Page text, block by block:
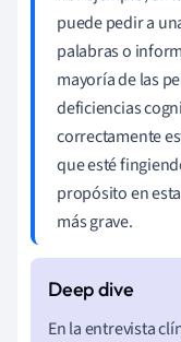
puede pedir a
palabras o
mayoría de las
deficiencias
correctamente
que esté
propósito en
más grave.
En la entrevista